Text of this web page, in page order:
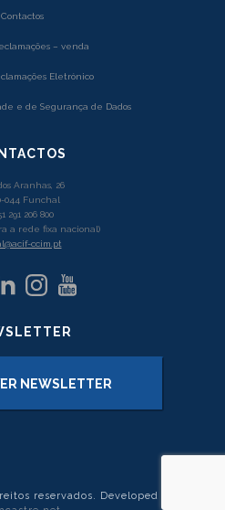
Contactos
– venda
Eletrónico
e de Segurança de Dados
Aranhas, 26
044 Funchal
291 206 800
a rede fixa nacional)
ccim.pt
NEWSLETTER
reservados. Developed by